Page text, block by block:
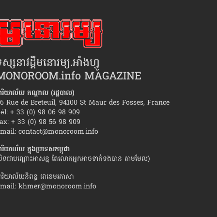
ឱ្យ​មនុស្សស្រី​មួយចំនួន ទាក់ទង​ប្តីគេ
សនាវដ្ដីមនោរម្យ.អាំងហ្វូ
MAGAZINE
រិយាល័យ កណ្ដាល (រដ្ឋបាល)
Rue de Breteuil, 94100 St Maur des Fosses, France
+ 33 (0) 98 06 98 909
+ 33 (0) 98 56 98 909
contact@monoroom.info
រិយាល័យ ក្នុង​ប្រទេស​កម្ពុជា
ជាបណ្ដោះអាសន្ន តែលោកអ្នកអាចទាក់ទងបាន តាមមែល)
រិយាល័យនិពន្ធ ជាខេមរភាសា
khmer@monoroom.info